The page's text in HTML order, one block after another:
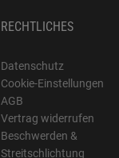
RECHTLICHES
Datenschutz
Cookie-Einstellungen
AGB
Vertrag widerrufen
Beschwerden &
Streitschlichtung